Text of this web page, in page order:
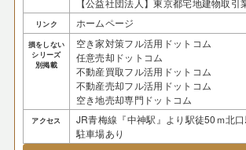
リンク ホームページ
損をしない
シリーズ
別掲載
空き家対策フル活用ドットコム
任意売却ドットコム
不動産買取フル活用ドットコム
不動産売却フル活用ドットコム
空き地売却専門ドットコム
アクセス
JR青梅線『中神駅』より駅徒50ｍ北
駐車場あり